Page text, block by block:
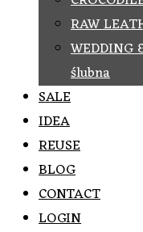
RAW
WEDDING
ślubna
SALE
IDEA
REUSE
BLOG
CONTACT
LOGIN